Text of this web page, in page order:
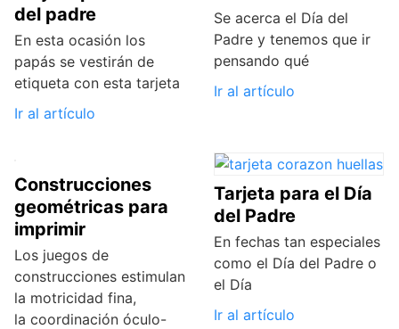
del padre
En esta ocasión los
papás se vestirán de
etiqueta con esta tarjeta
Ir al artículo
Se acerca el Día del
Padre y tenemos que ir
pensando qué
Ir al artículo
Construcciones
geométricas para
imprimir
Los juegos de
construcciones estimulan
la motricidad fina,
la coordinación óculo-
Tarjeta para el Día
del Padre
En fechas tan especiales
como el Día del Padre o
el Día
Ir al artículo